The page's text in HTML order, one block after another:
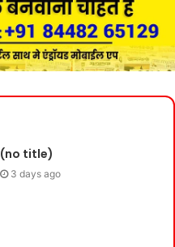
(no title)
3 days ago